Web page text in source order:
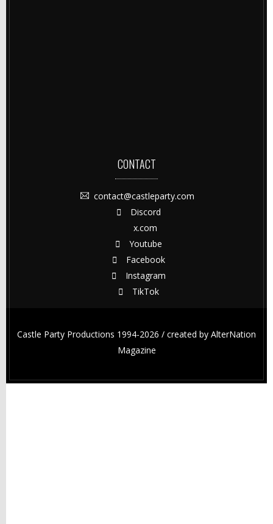
CONTACT
contact@castleparty.com
Discord
x.com
Youtube
Facebook
Instagram
TikTok
Castle Party Productions 1994-2026 / created by AlterNation
Magazine